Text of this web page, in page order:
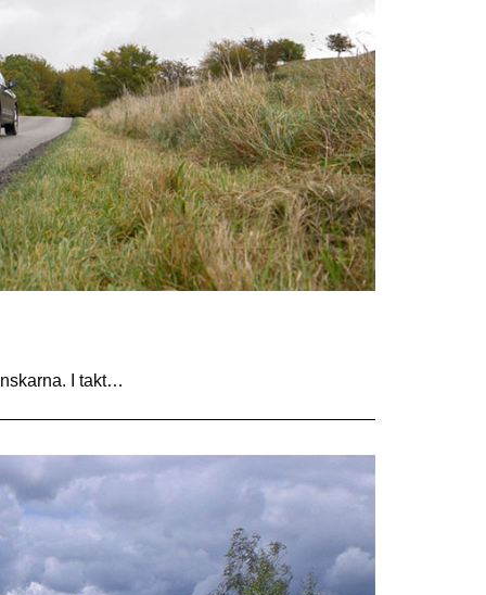
I takt…